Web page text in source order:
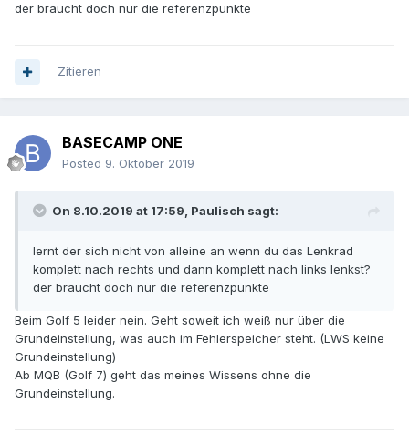
der braucht doch nur die referenzpunkte
Zitieren
BASECAMP ONE
Posted 9. Oktober 2019
On 8.10.2019 at 17:59, Paulisch sagt:
lernt der sich nicht von alleine an wenn du das Lenkrad
komplett nach rechts und dann komplett nach links lenkst?
der braucht doch nur die referenzpunkte
Beim Golf 5 leider nein. Geht soweit ich weiß nur über die
Grundeinstellung, was auch im Fehlerspeicher steht. (LWS keine
Grundeinstellung)
Ab MQB (Golf 7) geht das meines Wissens ohne die
Grundeinstellung.